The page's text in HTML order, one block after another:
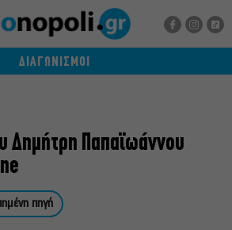
ΔΙΑΓΩΝΙΣΜΟΙ
Δημήτρη Παπαϊωάννου
πηγή